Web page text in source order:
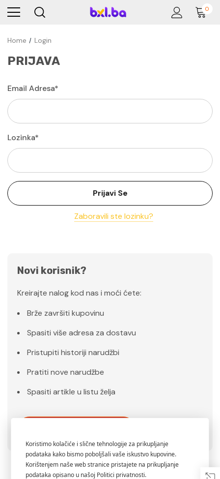
0
Home Login
PRIJAVA
Email Adresa*
Lozinka*
Zaboravili ste lozinku?
Novi korisnik?
Kreirajte nalog kod nas i moći ćete:
Brže završiti kupovinu
Spasiti više adresa za dostavu
Pristupiti historiji narudžbi
Pratiti nove narudžbe
Spasiti artikle u listu želja